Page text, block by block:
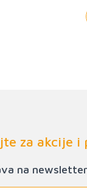
za akcije i
na newsletter